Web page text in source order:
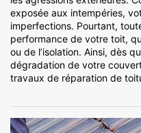
exposée aux intempéries,
imperfections. Pourtant,
performance de votre toit,
ou de l’isolation. Ainsi, dès
dégradation de votre
travaux de réparation de